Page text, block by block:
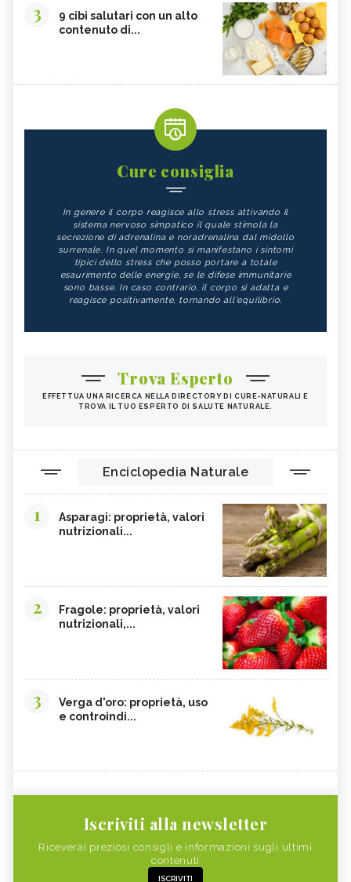
3
9 cibi salutari con un alto
contenuto di...
Cure consiglia
In genere il corpo reagisce allo stress attivando il
sistema nervoso simpatico il quale stimola la
secrezione di adrenalina e noradrenalina dal midollo
surrenale. In quel momento si manifestano i sintomi
tipici dello stress che posso portare a totale
esaurimento delle energie, se le difese immunitarie
sono basse. In caso contrario, il corpo si adatta e
reagisce positivamente, tornando all'equilibrio.
Trova Esperto
EFFETTUA UNA RICERCA NELLA DIRECTORY DI CURE-NATURALI E
TROVA IL TUO ESPERTO DI SALUTE NATURALE.
Enciclopedia Naturale
1
Asparagi: proprietà, valori
nutrizionali...
2
Fragole: proprietà, valori
nutrizionali,...
3
Verga d'oro: proprietà, uso
e controindi...
Iscriviti alla newsletter
Riceverai preziosi consigli e informazioni sugli ultimi
contenuti
ISCRIVITI